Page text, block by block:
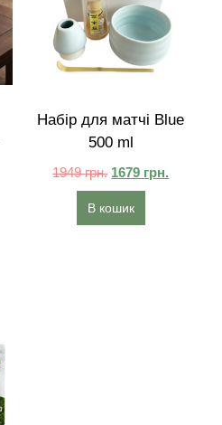
Набір для матчі Blue
500 ml
1949грн. 1679 грн.
В кошик